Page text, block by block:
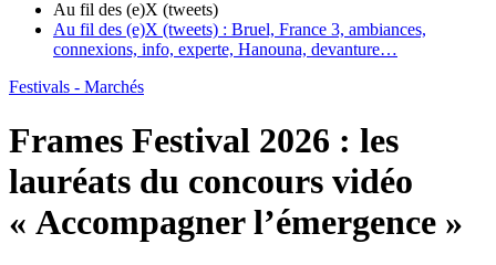
Au fil des (e)X (tweets)
Au fil des (e)X (tweets) : Bruel, France 3, ambiances,
connexions, info, experte, Hanouna, devanture…
Festivals - Marchés
Frames Festival 2026 : les
lauréats du concours vidéo
« Accompagner l’émergence »